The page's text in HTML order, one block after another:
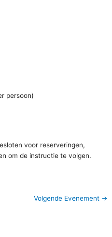
persoon)
voor reserveringen,
om de instructie te volgen.
Volgende Evenement →